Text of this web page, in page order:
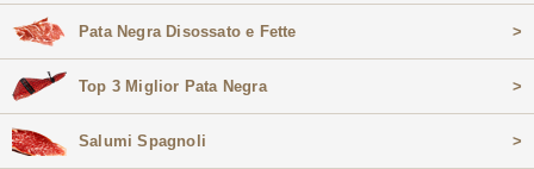
Pata Negra Disossato e Fette >
Top 3 Miglior Pata Negra >
Salumi Spagnoli >